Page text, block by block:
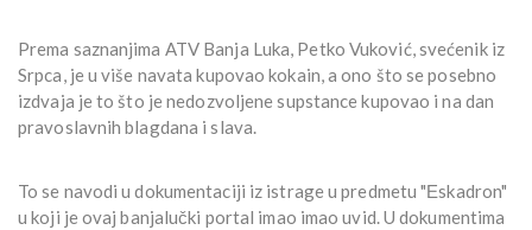
Prema saznanjima ATV Banja Luka, Petko Vuković, svećenik iz
Srpca, je u više navata kupovao kokain, a ono što se posebno
izdvaja je to što je nedozvoljene supstance kupovao i na dan
pravoslavnih blagdana i slava.
To se navodi u dokumentaciji iz istrage u predmetu "Еskadron"
u koji je ovaj banjalučki portal imao imao uvid. U dokumentima